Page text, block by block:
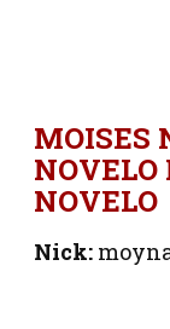
MOISES
NOVELO
NOVELO
Nick: